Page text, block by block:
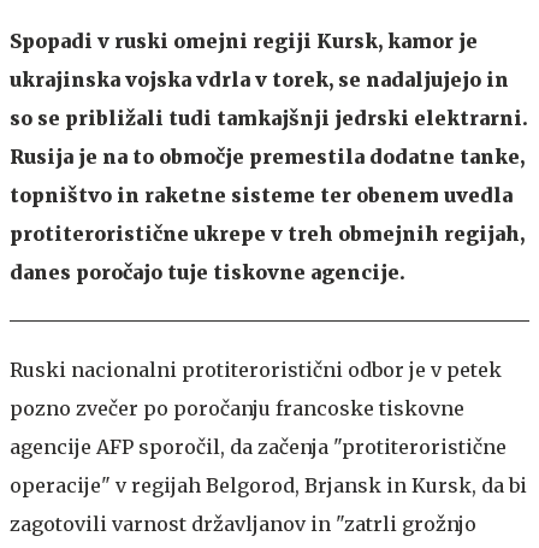
Spopadi v ruski omejni regiji Kursk, kamor je
ukrajinska vojska vdrla v torek, se nadaljujejo in
so se približali tudi tamkajšnji jedrski elektrarni.
Rusija je na to območje premestila dodatne tanke,
topništvo in raketne sisteme ter obenem uvedla
protiteroristične ukrepe v treh obmejnih regijah,
danes poročajo tuje tiskovne agencije.
Ruski nacionalni protiteroristični odbor je v petek
pozno zvečer po poročanju francoske tiskovne
agencije AFP sporočil, da začenja "protiteroristične
operacije" v regijah Belgorod, Brjansk in Kursk, da bi
zagotovili varnost državljanov in "zatrli grožnjo